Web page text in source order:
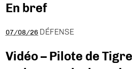
En bref
07/08/26 DÉFENSE
Vidéo – Pilote de